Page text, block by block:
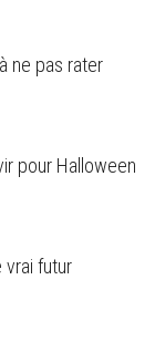
ne pas rater
pour Halloween
vrai futur